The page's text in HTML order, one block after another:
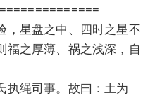
，星盘之中、四时之星不
福之厚薄、祸之浅深，自
执绳司事。故曰：土为